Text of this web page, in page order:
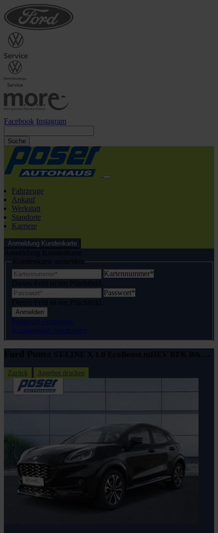
Facebook Instagram
Suche
Fahrzeuge
Ankauf
Werkstatt
Standorte
Karriere
Anmeldung Kundenkarte
Anmeldung Kundenkarte
Kundenkarte anmelden
Kartennummer*
Dieses Feld ist ein Pflichtfeld.
Passwort*
Dieses Feld ist ein Pflichtfeld.
Anmelden
Passwort vergessen?
Kundenkarte beantragen
Ford Puma ST-LINE X 1.0 EcoBoost mHEV RFK B&O LED
Zurück Angebot drucken